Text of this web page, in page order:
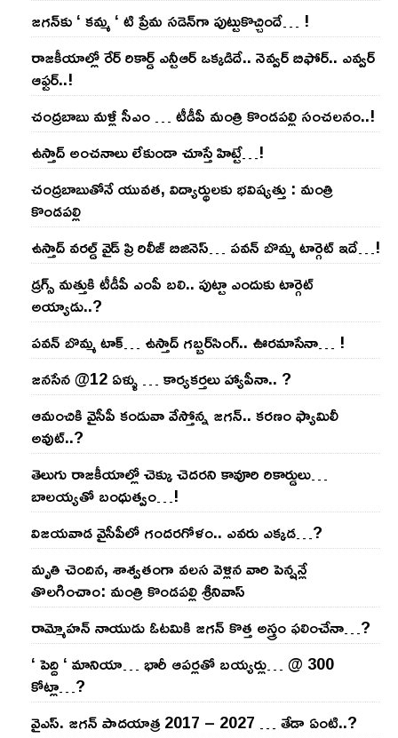
జ‌గ‌న్‌కు ‘ క‌మ్మ ‘ టి ప్రేమ స‌డెన్‌గా పుట్టుకొచ్చిందే… !
రాజ‌కీయాల్లో రేర్ రికార్డ్ ఎన్టీఆర్ ఒక్క‌డిదే.. నెవ్వ‌ర్ బిఫోర్‌.. ఎవ్వ‌ర్
ఆఫ్ట‌ర్‌..!
చంద్ర‌బాబు మ‌ళ్లీ సీఎం … టీడీపీ మంత్రి కొండ‌ప‌ల్లి సంచ‌ల‌నం..!
ఉస్తాద్ అంచ‌నాలు లేకుండా చూస్తే హిట్టే…!
చంద్ర‌బాబుతోనే యువ‌త‌, విద్యార్థుల‌కు భ‌విష్య‌త్తు : మంత్రి
కొండ‌ప‌ల్లి
ఉస్తాద్ వ‌ర‌ల్డ్ వైడ్ ప్రి రిలీజ్ బిజినెస్‌… ప‌వ‌న్ బొమ్మ టార్గెట్ ఇదే…!
డ్రగ్స్ మత్తుకి టీడీపీ ఎంపీ బలి.. పుట్టా ఎందుకు టార్గెట్
అయ్యాడు..?
ప‌వ‌న్ బొమ్మ టాక్‌… ఉస్తాద్ గ‌బ్బ‌ర్‌సింగ్‌.. ఊర‌మాసేనా… !
జనసేన @12 ఏళ్ళు … కార్యకర్తలు హ్యాపీనా.. ?
ఆమంచికి వైసీపీ కండువా వేస్తోన్న జ‌గ‌న్‌.. క‌ర‌ణం ఫ్యామిలీ
అవుట్‌..?
తెలుగు రాజ‌కీయాల్లో చెక్కు చెద‌ర‌ని కావూరి రికార్డులు…
బాల‌య్యతో బంధుత్వం…!
విజ‌య‌వాడ వైసీపీలో గంద‌ర‌గోళం.. ఎవ‌రు ఎక్క‌డ‌…?
మృతి చెందిన, శాశ్వతంగా వలస వెళ్లిన వారి పెన్ష‌న్లే
తొల‌గించాం: మంత్రి కొండపల్లి శ్రీనివాస్
రామ్మోహ‌న్ నాయుడు ఓట‌మికి జ‌గ‌న్ కొత్త అస్త్రం ఫ‌లించేనా…?
‘ పెద్ది ‘ మానియా… భారీ ఆప‌ర్ల‌తో బ‌య్య‌ర్లు… @ 300
కోట్లా…?
వైఎస్‌. జ‌గ‌న్ పాద‌యాత్ర 2017 – 2027 … తేడా ఏంటి..?